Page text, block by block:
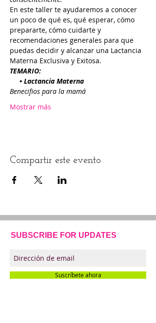
En este taller te ayudaremos a conocer
un poco de qué es, qué esperar, cómo
prepararte, cómo cuidarte y
recomendaciones generales para que
puedas decidir y alcanzar una Lactancia
     • Lactancia Materna
Mostrar más
Compartir este evento
SUBSCRIBE FOR UPDATES
Suscríbete ahora